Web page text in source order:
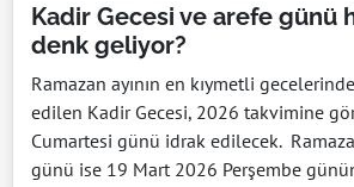
Kadir Gecesi ve arefe günü
denk geliyor?
Ramazan ayının en kıymetli
edilen Kadir Gecesi, 2026 takvimine
Cumartesi günü idrak edilecek.
günü ise 19 Mart 2026 Perşembe